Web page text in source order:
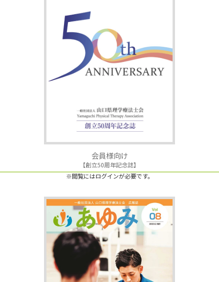
会員様向け
【創立50周年記念誌】
※閲覧にはログインが必要です。